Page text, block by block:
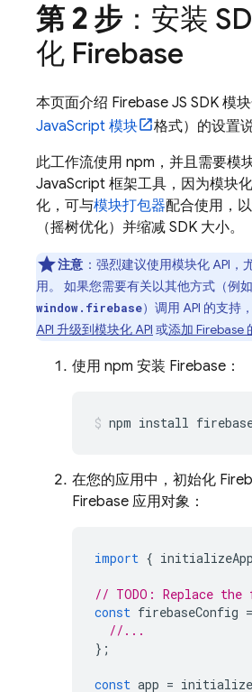
第 2 步 ：安装
化 Firebase
本页面介绍 Firebase JS SDK 模
JavaScript 模块
格式）的设置说
此工作流使用 npm，并且需要模
JavaScript 框架工具，因为模块
化，可与模块打包器配合使用，
（摇树优化）并缩减 SDK 大小。
注意 ：强烈建议使用模块化 API，
用。 如果您需要有关以其他方式（例如
window.firebase）调用 API 的支持
API 升级到模块化 API 或添加 Firebase
使用 npm 安装 Firebase：
npm install
在您的应用中，初始化
Firebase 应用对象：
import { initializeApp
// TODO: Replace
const firebaseConfig =
//...
};
const app =